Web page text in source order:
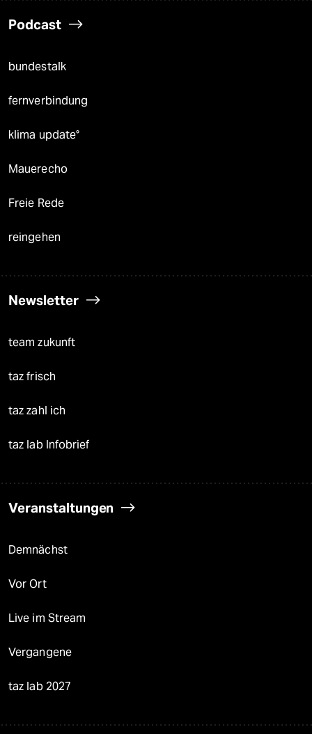
Podcast
bundestalk
fernverbindung
klima update°
Mauerecho
Freie Rede
reingehen
Newsletter
team zukunft
taz frisch
taz zahl ich
taz lab Infobrief
Veranstaltungen
Demnächst
Vor Ort
Live im Stream
Vergangene
taz lab 2027